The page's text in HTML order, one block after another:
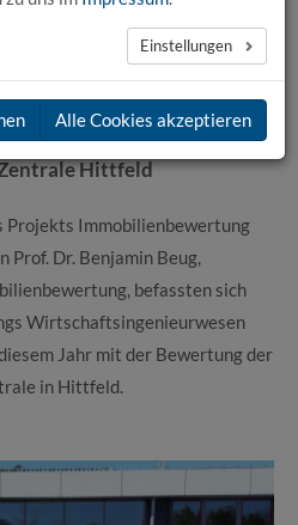
Immobilie der
Hittfeld
Projekts Immobilienbewertung
Dr. Benjamin Beug,
befassten sich
Wirtschaftsingenieurwesen
Jahr mit der Bewertung der
in Hittfeld.
Einstellungen
Alle Cookies akzeptieren